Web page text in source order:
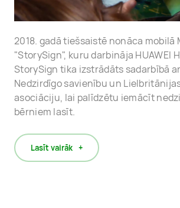
2018. gadā tiešsaistē nonāca mobilā
"StorySign", kuru darbināja HUAWEI
StorySign tika izstrādāts sadarbībā
Nedzirdīgo savienību un
asociāciju, lai palīdzētu iemācīt
bērniem lasīt.
Lasīt vairāk